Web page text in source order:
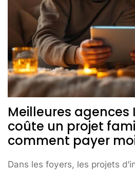
Meilleures agences
coûte un projet
comment payer
Dans les foyers, les projets